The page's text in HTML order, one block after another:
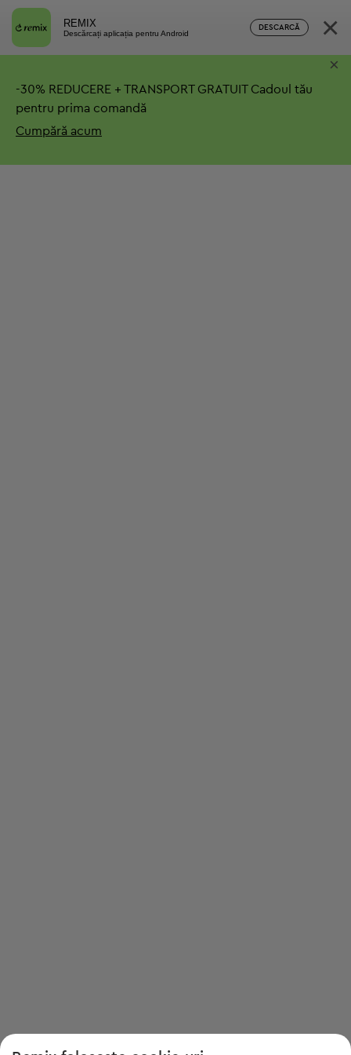
REMIX
Descărcați aplicația pentru Android
DESCARCĂ ×
-30% REDUCERE + TRANSPORT GRATUITCadoul tău
pentru prima comandă
Cumpără acum
×